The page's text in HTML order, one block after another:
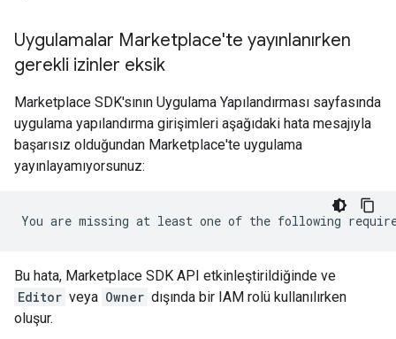
Uygulamalar Marketplace'te yayınlanırken
gerekli izinler eksik
Marketplace SDK'sının Uygulama Yapılandırması sayfasında
uygulama yapılandırma girişimleri aşağıdaki hata mesajıyla
başarısız olduğundan Marketplace'te uygulama
yayınlayamıyorsunuz:
Bu hata, Marketplace SDK API etkinleştirildiğinde ve
Editor veya Owner dışında bir IAM rolü kullanılırken
oluşur.